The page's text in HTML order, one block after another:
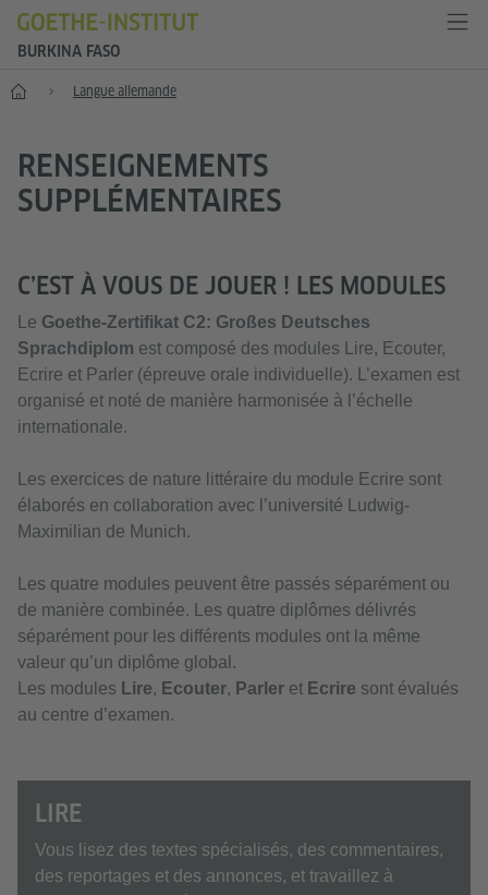
BURKINA FASO
Accueil Langue allemande
RENSEIGNEMENTS
SUPPLÉMENTAIRES
C’EST À VOUS DE JOUER ! LES MODULES
Le Goethe-Zertifikat C2: Großes Deutsches
Sprachdiplom est composé des modules Lire, Ecouter,
Ecrire et Parler (épreuve orale individuelle). L’examen est
organisé et noté de manière harmonisée à l’échelle
internationale.
Les exercices de nature littéraire du module Ecrire sont
élaborés en collaboration avec l’université Ludwig-
Maximilian de Munich.
Les quatre modules peuvent être passés séparément ou
de manière combinée. Les quatre diplômes délivrés
séparément pour les différents modules ont la même
valeur qu’un diplôme global.
Les modules Lire, Ecouter, Parler et Ecrire sont évalués
au centre d’examen.
LIRE
Vous lisez des textes spécialisés, des commentaires,
des reportages et des annonces, et travaillez à